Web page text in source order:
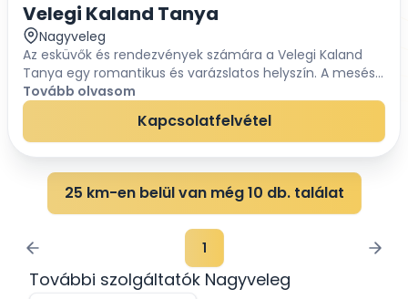
Velegi Kaland Tanya
Nagyveleg
Az esküvők és rendezvények számára a Velegi Kaland
Tanya egy romantikus és varázslatos helyszín. A mesés
környezet és a számos lehetőség, amelyet a tanya kínál,
tökéletes háttérként szolgál az esküvői...
Tovább olvasom
Kapcsolatfelvétel
25 km-en belül van még 10 db. találat
1
További szolgáltatók Nagyveleg